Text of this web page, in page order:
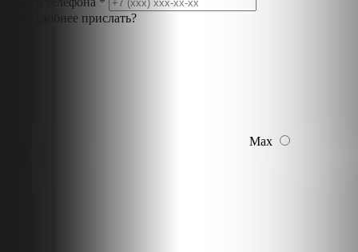
Куда удобнее прислать?
Max